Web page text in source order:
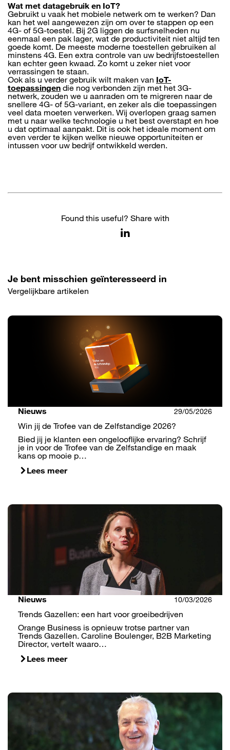
Wat met datagebruik en IoT?
Gebruikt u vaak het mobiele netwerk om te werken? Dan
kan het wel aangewezen zijn om over te stappen op een
4G- of 5G-toestel. Bij 2G liggen de surfsnelheden nu
eenmaal een pak lager, wat de productiviteit niet altijd ten
goede komt. De meeste moderne toestellen gebruiken al
minstens 4G. Een extra controle van uw bedrijfstoestellen
kan echter geen kwaad. Zo komt u zeker niet voor
verrassingen te staan.
Ook als u verder gebruik wilt maken van IoT-
toepassingen die nog verbonden zijn met het 3G-
netwerk, zouden we u aanraden om te migreren naar de
snellere 4G- of 5G-variant, en zeker als die toepassingen
veel data moeten verwerken. Wij overlopen graag samen
met u naar welke technologie u het best overstapt en hoe
u dat optimaal aanpakt. Dit is ook het ideale moment om
even verder te kijken welke nieuwe opportuniteiten er
intussen voor uw bedrijf ontwikkeld werden.
Found this useful? Share with
Je bent misschien geïnteresseerd in
Vergelijkbare artikelen
Nieuws 29/05/2026
Win jij de Trofee van de Zelfstandige 2026?
Bied jij je klanten een ongelooflijke ervaring? Schrijf
je in voor de Trofee van de Zelfstandige en maak
kans op mooie p…
Lees meer
Nieuws 10/03/2026
Trends Gazellen: een hart voor groeibedrijven
Orange Business is opnieuw trotse partner van
Trends Gazellen. Caroline Boulenger, B2B Marketing
Director, vertelt waaro…
Lees meer